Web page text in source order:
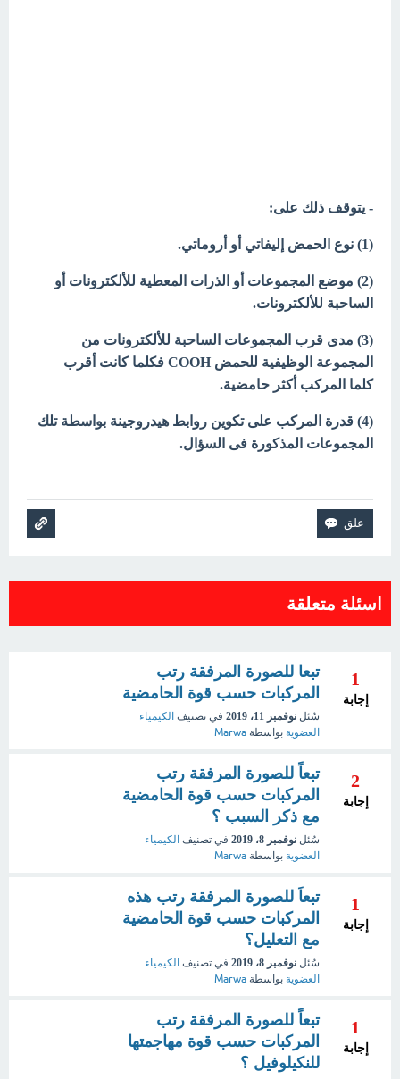
- يتوقف ذلك على:
(1) نوع الحمض إليفاتي أو أروماتي.
(2) موضع المجموعات أو الذرات المعطية للألكترونات أو
الساحبة للألكترونات.
(3) مدى قرب المجموعات الساحبة للألكترونات من
المجموعة الوظيفية للحمض COOH فكلما كانت أقرب
كلما المركب أكثر حامضية.
(4) قدرة المركب على تكوين روابط هيدروجينة بواسطة تلك
المجموعات المذكورة فى السؤال.
اسئلة متعلقة
1
إجابة
تبعا للصورة المرفقة رتب
المركبات حسب قوة الحامضية
سُئل نوفمبر 11، 2019 في تصنيف الكيمياء
العضوية بواسطة Marwa
2
إجابة
تبعاً للصورة المرفقة رتب
المركبات حسب قوة الحامضية
مع ذكر السبب ؟
سُئل نوفمبر 8، 2019 في تصنيف الكيمياء
العضوية بواسطة Marwa
1
إجابة
تبعاَ للصورة المرفقة رتب هذه
المركبات حسب قوة الحامضية
مع التعليل؟
سُئل نوفمبر 8، 2019 في تصنيف الكيمياء
العضوية بواسطة Marwa
1
إجابة
تبعاً للصورة المرفقة رتب
المركبات حسب قوة مهاجمتها
للنكيلوفيل ؟